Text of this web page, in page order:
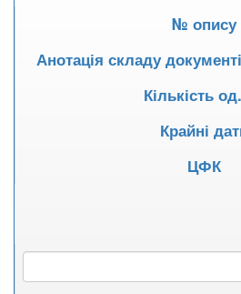
№ опису
Анотація складу
Кількість
Крайні
ЦФК